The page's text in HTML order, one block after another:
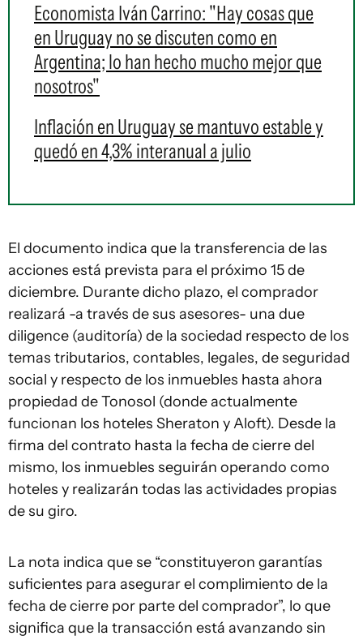
Economista Iván Carrino: "Hay cosas que
en Uruguay no se discuten como en
Argentina; lo han hecho mucho mejor que
nosotros"
Inflación en Uruguay se mantuvo estable y
quedó en 4,3% interanual a julio
El documento indica que la transferencia de las
acciones está prevista para el próximo 15 de
diciembre. Durante dicho plazo, el comprador
realizará -a través de sus asesores- una due
diligence (auditoría) de la sociedad respecto de los
temas tributarios, contables, legales, de seguridad
social y respecto de los inmuebles hasta ahora
propiedad de Tonosol (donde actualmente
funcionan los hoteles Sheraton y Aloft). Desde la
firma del contrato hasta la fecha de cierre del
mismo, los inmuebles seguirán operando como
hoteles y realizarán todas las actividades propias
de su giro.
La nota indica que se “constituyeron garantías
suficientes para asegurar el complimiento de la
fecha de cierre por parte del comprador”, lo que
significa que la transacción está avanzando sin